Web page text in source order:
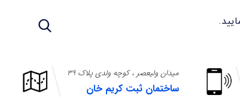
میدان ولیعصر ، کوچه ولدی پلاک ۳۹
ساختمان ثبت کریم خان